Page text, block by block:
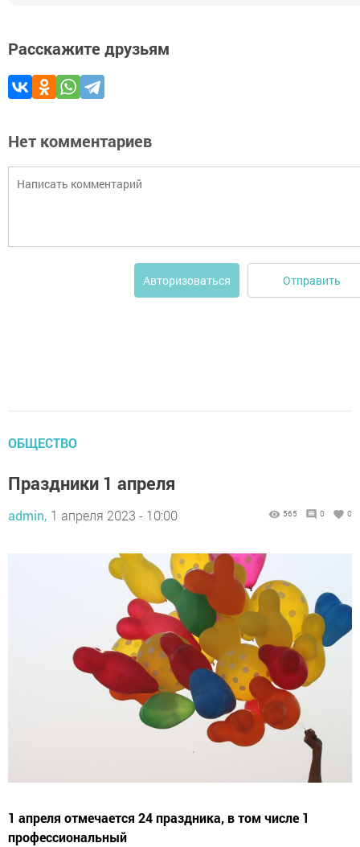
Расскажите друзьям
Нет комментариев
Авторизоваться Отправить
ОБЩЕСТВО
Праздники 1 апреля
admin, 1 апреля 2023 - 10:00 565 0 0
1 апреля отмечается 24 праздника, в том числе 1
профессиональный